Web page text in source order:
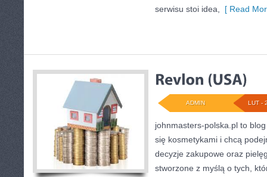
serwisu stoi idea,
[ Read
LUT -
ADMIN
johnmasters-polska.pl to
się kosmetykami i chcą
decyzje zakupowe oraz
stworzone z myślą o tych,